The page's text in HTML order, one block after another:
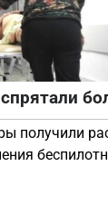
получили